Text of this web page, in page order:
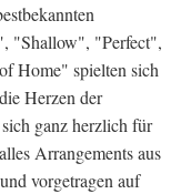
"Shallow", "Perfect",
Home" spielten sich
Herzen der
ganz herzlich für
Arrangements aus
und vorgetragen auf